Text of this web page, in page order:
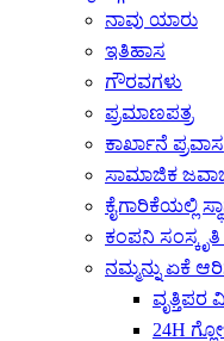
ನಾವು ಯಾರು
ಇತಿಹಾಸ
ಗೌರವಗಳು
ಪ್ರಮಾಣಪತ್ರ
ಕಾರ್ಖಾನೆ ಪ್ರವಾಸ
ಸಾಮಾಜಿಕ
ಕೈಗಾರಿಕೆಯಲ್ಲಿ
ಕಂಪನಿ
ನಮ್ಮನ್ನು ಏಕೆ
ವೃತ್ತಿಪರ
24H